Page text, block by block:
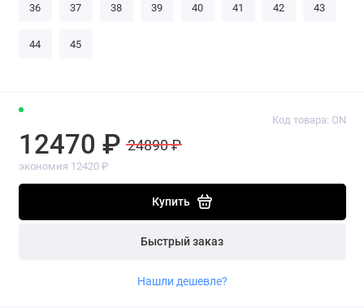
Код товара: ON
12470 ₽ 24890 ₽
экономия 12420 ₽
Купить
Быстрый заказ
Нашли дешевле?
36 37 38 39 40 41 42 43
44 45